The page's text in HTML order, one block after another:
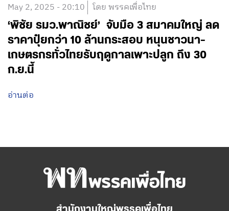
May 2, 2025 - 20:10 โดย พรรคเพื่อไทย
‘พิชัย รมว.พาณิชย์’ จับมือ 3 สมาคมใหญ่ ลด
ราคาปุ๋ยกว่า 10 ล้านกระสอบ หนุนชาวนา-
เกษตรกรทั่วไทยรับฤดูกาลเพาะปลูก ถึง 30
ก.ย.นี้
อ่านต่อ